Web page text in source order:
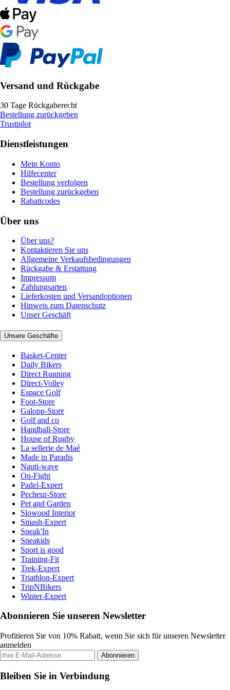
Versand und Rückgabe
30 Tage Rückgaberecht
Bestellung zurückgeben
Trustpilot
Dienstleistungen
Mein Konto
Hilfecenter
Bestellung verfolgen
Bestellung zurückgeben
Rabattcodes
Über uns
Über uns?
Kontaktieren Sie uns
Allgemeine Verkaufsbedingungen
Rückgabe & Erstattung
Impressum
Zahlungsarten
Lieferkosten und Versandoptionen
Hinweis zum Datenschutz
Unser Geschäft
Unsere Geschäfte
Basket-Center
Daily Bikers
Direct Running
Direct-Volley
Espace Golf
Foot-Store
Galopp-Store
Golf and co
Handball-Store
House of Rugby
La sellerie de Maé
Made in Paradis
Nauti-wave
On-Fight
Padel-Expert
Pecheur-Store
Pet and Garden
Slowood Interior
Smash-Expert
Sneak'In
Sneakids
Sport is good
Training-Fit
Trek-Expert
Triathlon-Expert
TripNBikers
Winter-Expert
Abonnieren Sie unseren Newsletter
Profitieren Sie von 10% Rabatt, wenn Sie sich für unseren Newsletter
anmelden
Abonnieren
Bleiben Sie in Verbindung